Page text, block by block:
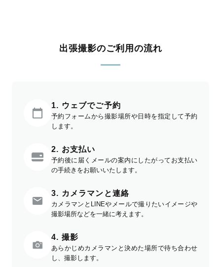
出張撮影のご利用の流れ
1. ウェブでご予約
予約フォームから撮影場所や日時を指定して予約
します。
2. お支払い
予約後に届くメールの案内にしたがってお支払い
の手続きをお願いいたします。
3. カメラマンと連絡
カメラマンとLINEやメールで撮りたいイメージや
撮影場所などを一緒に考えます。
4. 撮影
あらかじめカメラマンと決めた場所で待ち合わせ
し、撮影します。